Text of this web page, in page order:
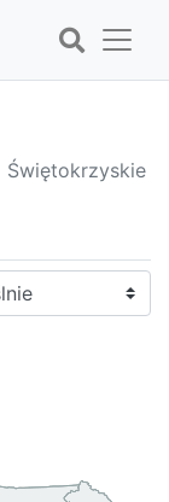
Świętokrzyskie